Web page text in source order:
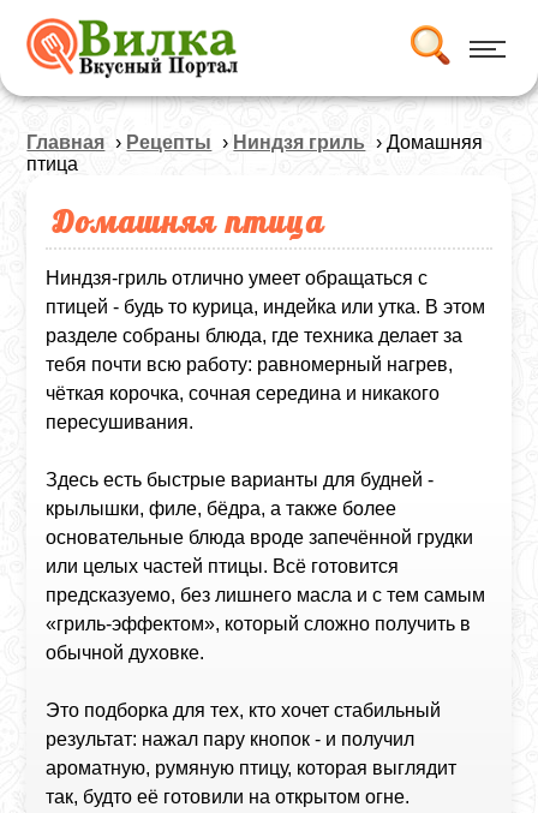
Главная › Рецепты › Ниндзя гриль › Домашняя
птица
Домашняя птица
Ниндзя‑гриль отлично умеет обращаться с
птицей - будь то курица, индейка или утка. В этом
разделе собраны блюда, где техника делает за
тебя почти всю работу: равномерный нагрев,
чёткая корочка, сочная середина и никакого
пересушивания.
Здесь есть быстрые варианты для будней -
крылышки, филе, бёдра, а также более
основательные блюда вроде запечённой грудки
или целых частей птицы. Всё готовится
предсказуемо, без лишнего масла и с тем самым
«гриль‑эффектом», который сложно получить в
обычной духовке.
Это подборка для тех, кто хочет стабильный
результат: нажал пару кнопок - и получил
ароматную, румяную птицу, которая выглядит
так, будто её готовили на открытом огне.